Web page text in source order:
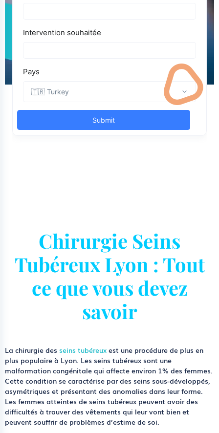
Chirurgie Seins
Tubéreux Lyon : Tout
ce que vous devez
savoir
La chirurgie des seins tubéreux est une procédure de plus en
plus populaire à Lyon. Les seins tubéreux sont une
malformation congénitale qui affecte environ 1% des femmes.
Cette condition se caractérise par des seins sous-développés,
asymétriques et présentant des anomalies dans leur forme.
Les femmes atteintes de seins tubéreux peuvent avoir des
difficultés à trouver des vêtements qui leur vont bien et
peuvent souffrir de problèmes d’estime de soi.